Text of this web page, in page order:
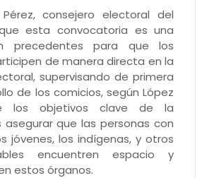
consejero electoral del
esta convocatoria es una
precedentes para que los
de manera directa en la
supervisando de primera
de los comicios, según López
los objetivos clave de la
que las personas con
jóvenes, los indígenas, y otros
encuentren espacio y
estos órganos.